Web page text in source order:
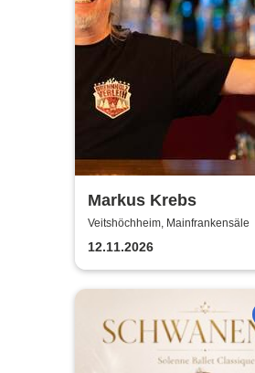
Markus Krebs
Veitshöchheim, Mainfrankensäle
12.11.2026